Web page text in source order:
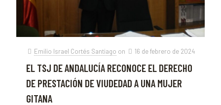
Emilio Israel Cortés Santiago on 16 de febrero de 2024
EL TSJ DE ANDALUCÍA RECONOCE EL DERECHO
DE PRESTACIÓN DE VIUDEDAD A UNA MUJER
GITANA